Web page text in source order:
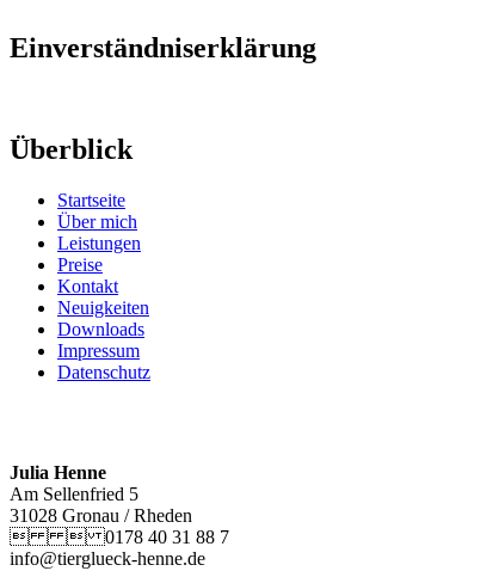
Einverständniserklärung
Überblick
Startseite
Über mich
Leistungen
Preise
Kontakt
Neuigkeiten
Downloads
Impressum
Datenschutz
Julia Henne
Am Sellenfried 5
31028 Gronau / Rheden
  0178 40 31 88 7
info@tierglueck-henne.de